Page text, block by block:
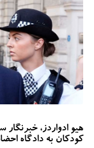
هیو ادواردز، خبرنگار
کودکان به دادگاه